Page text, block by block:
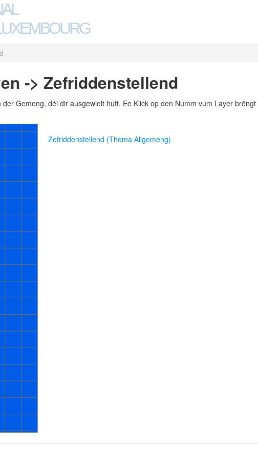
-> Zefriddenstellend
Gemeng, déi dir ausgewielt hutt. Ee Klick op den Numm vum Layer
Zefriddenstellend (Thema Allgemeng)